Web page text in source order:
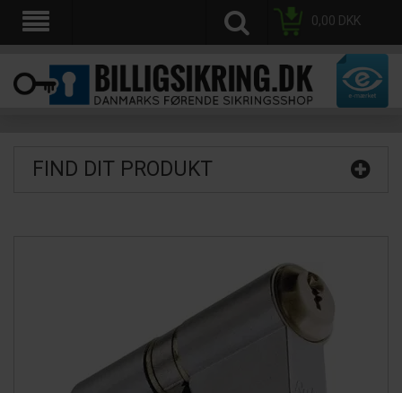
0,00 DKK
FIND DIT PRODUKT